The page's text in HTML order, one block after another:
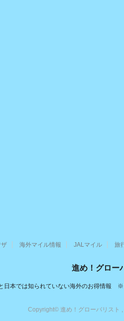
海外マイル情報 JALマイル 旅
進め！グロー
日本では知られていない海外のお得情報 ※
Copyright© 進め！グローバリスト